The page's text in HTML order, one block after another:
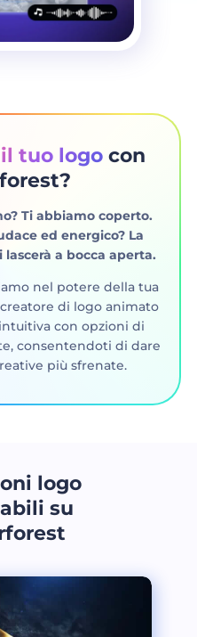
tuo logo con
Ti abbiamo coperto.
ed energico? La
lascerà a bocca aperta.
nel potere della tua
di logo animato
con opzioni di
consentendoti di dare
più sfrenate.
logo
su